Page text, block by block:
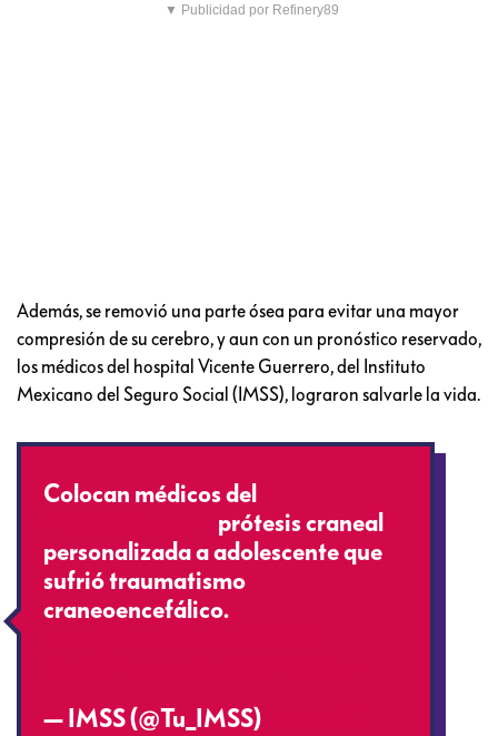
▼ Publicidad por Refinery89
Además, se removió una parte ósea para evitar una mayor
compresión de su cerebro, y aun con un pronóstico reservado,
los médicos del hospital Vicente Guerrero, del Instituto
Mexicano del Seguro Social (IMSS), lograron salvarle la vida.
Colocan médicos del
prótesis craneal
personalizada a adolescente que
sufrió traumatismo
craneoencefálico.
— IMSS (@Tu_IMSS)